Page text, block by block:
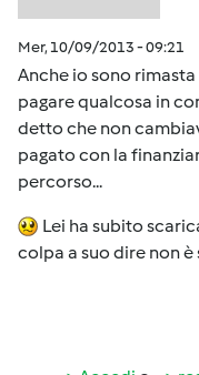
Mer, 10/09/2013 - 09:21
Anche io sono
pagare qualcosa in
detto che non
pagato con la
percorso...
Lei ha subito
colpa a suo dire non è